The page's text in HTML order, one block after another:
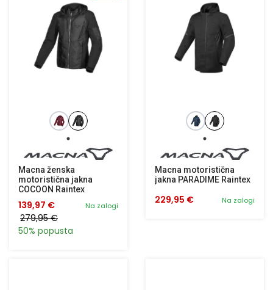
Macna ženska
motoristična jakna
COCOON Raintex
Na zalogi
139,97 €
279,95 €
50% popusta
Macna motoristična
jakna PARADIME Raintex
Na zalogi
229,95 €